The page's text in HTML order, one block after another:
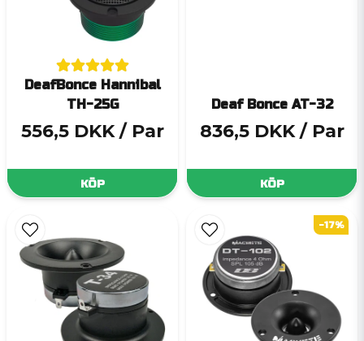
DeafBonce Hannibal
TH-25G
556,5 DKK / Par
KÖP
Deaf Bonce AT-32
836,5 DKK / Par
KÖP
-17%